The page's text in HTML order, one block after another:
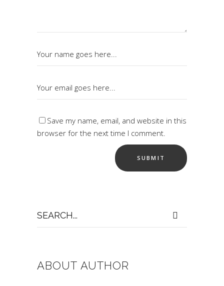
Save my name, email, and website in this
browser for the next time I comment.
for:
ABOUT AUTHOR